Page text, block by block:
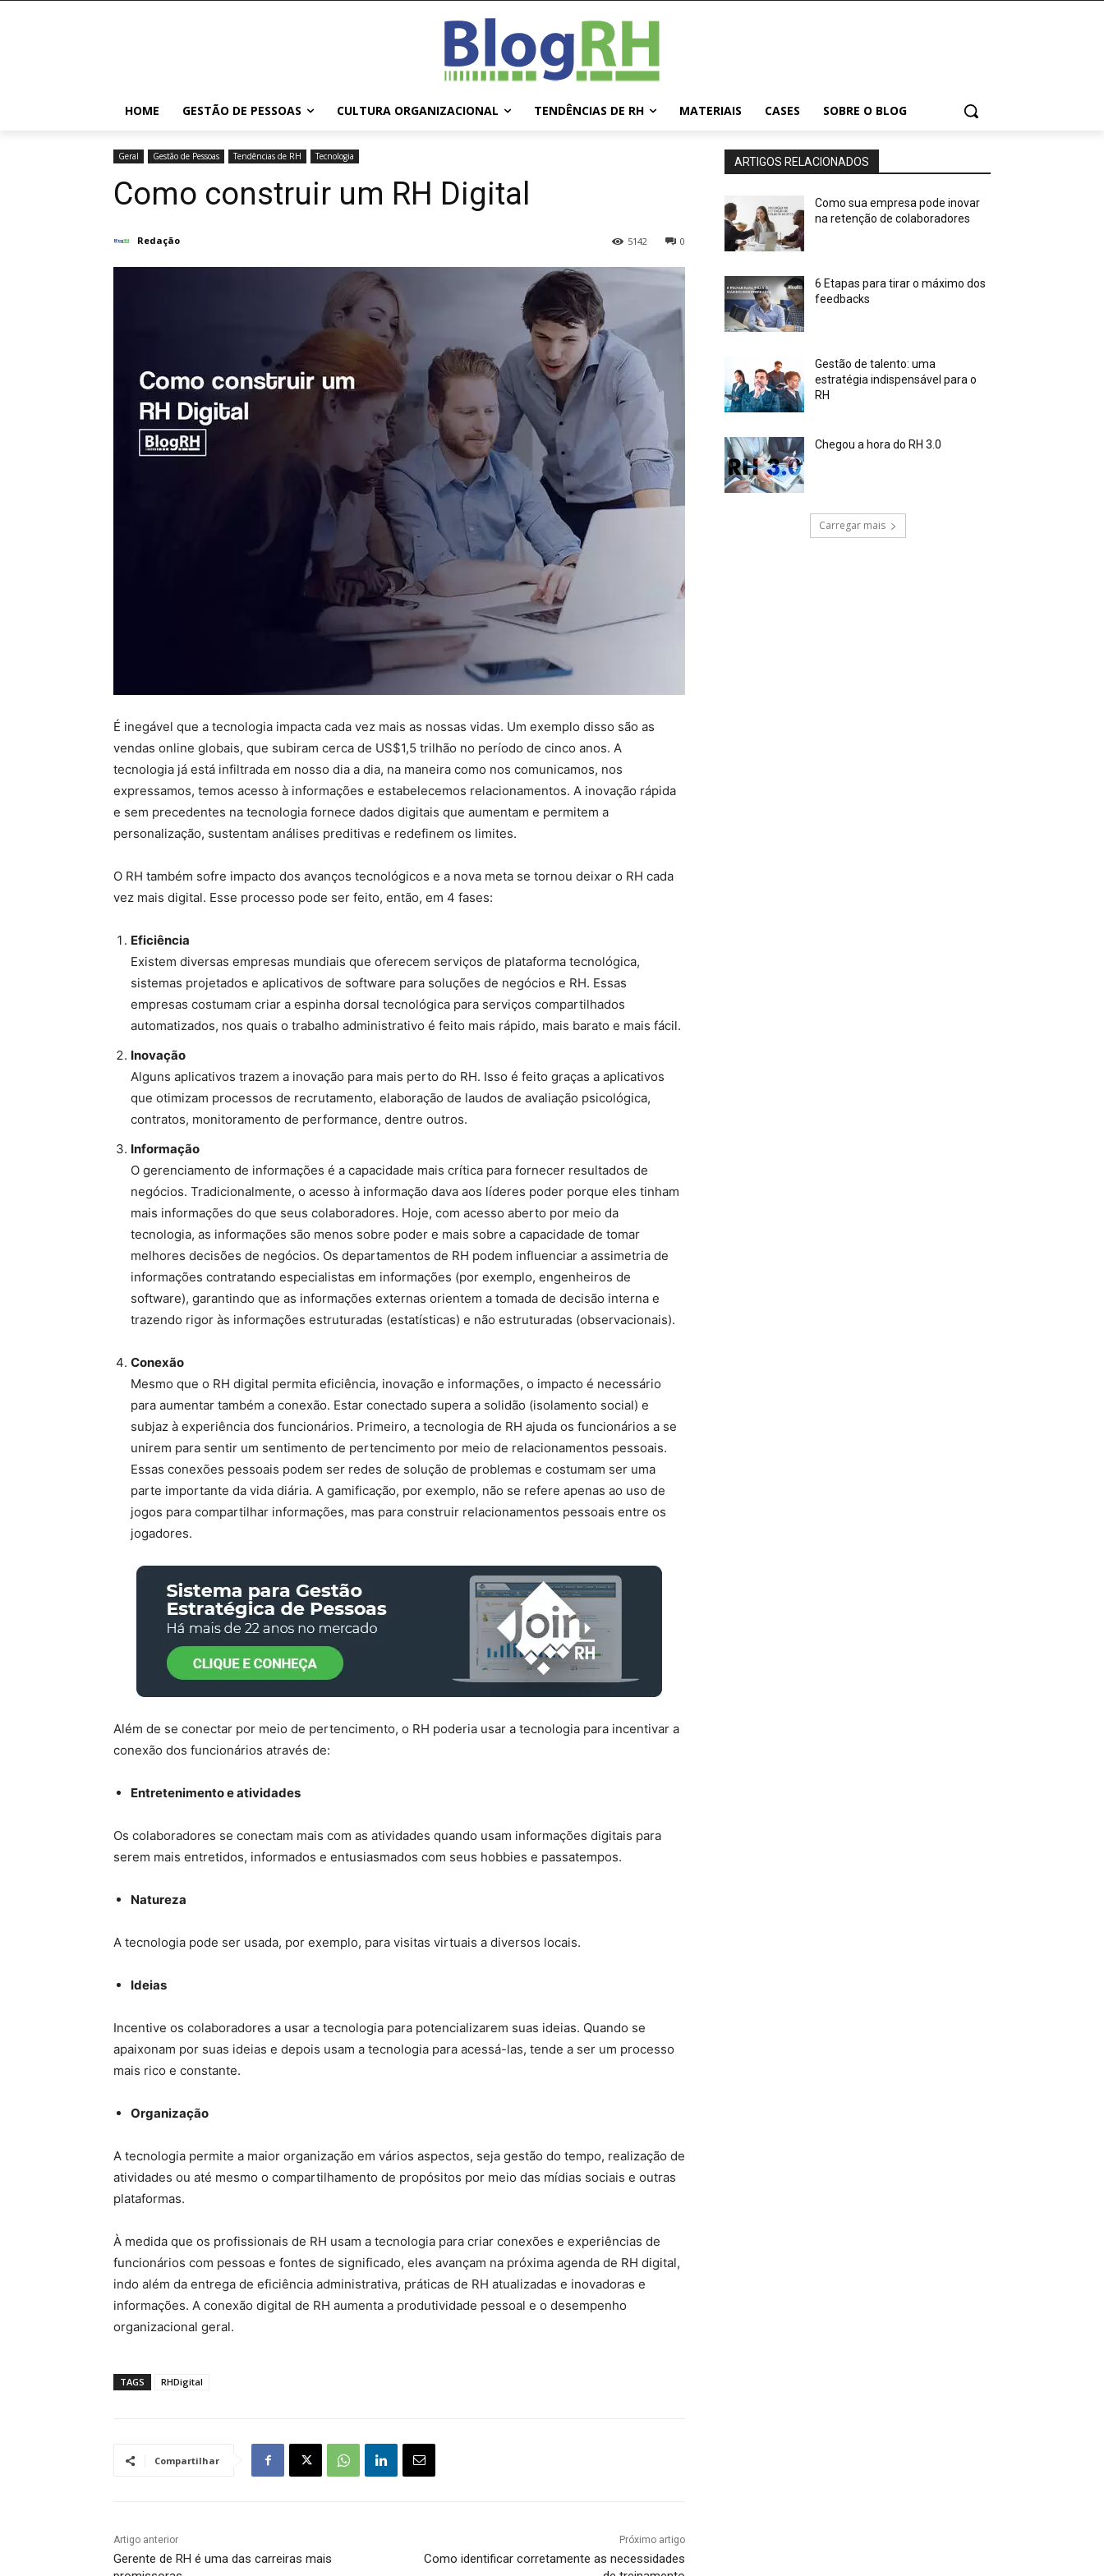
HOME GESTÃO DE PESSOAS CULTURA ORGANIZACIONAL TENDÊNCIAS DE RH MATERIAIS CASES SOBRE O BLOG
Geral Gestão de Pessoas Tendências de RH Tecnologia
Como construir um RH Digital
Redação 0
5142
É inegável que a tecnologia impacta cada vez mais as nossas vidas. Um exemplo disso são as
vendas online globais, que subiram cerca de US$1,5 trilhão no período de cinco anos. A
tecnologia já está infiltrada em nosso dia a dia, na maneira como nos comunicamos, nos
expressamos, temos acesso à informações e estabelecemos relacionamentos. A inovação rápida
e sem precedentes na tecnologia fornece dados digitais que aumentam e permitem a
personalização, sustentam análises preditivas e redefinem os limites.
O RH também sofre impacto dos avanços tecnológicos e a nova meta se tornou deixar o RH cada
vez mais digital. Esse processo pode ser feito, então, em 4 fases:
Eficiência
Existem diversas empresas mundiais que oferecem serviços de plataforma tecnológica,
sistemas projetados e aplicativos de software para soluções de negócios e RH. Essas
empresas costumam criar a espinha dorsal tecnológica para serviços compartilhados
automatizados, nos quais o trabalho administrativo é feito mais rápido, mais barato e mais fácil.
Inovação
Alguns aplicativos trazem a inovação para mais perto do RH. Isso é feito graças a aplicativos
que otimizam processos de recrutamento, elaboração de laudos de avaliação psicológica,
contratos, monitoramento de performance, dentre outros.
Informação
O gerenciamento de informações é a capacidade mais crítica para fornecer resultados de
negócios. Tradicionalmente, o acesso à informação dava aos líderes poder porque eles tinham
mais informações do que seus colaboradores. Hoje, com acesso aberto por meio da
tecnologia, as informações são menos sobre poder e mais sobre a capacidade de tomar
melhores decisões de negócios. Os departamentos de RH podem influenciar a assimetria de
informações contratando especialistas em informações (por exemplo, engenheiros de
software), garantindo que as informações externas orientem a tomada de decisão interna e
trazendo rigor às informações estruturadas (estatísticas) e não estruturadas (observacionais).
Conexão
Mesmo que o RH digital permita eficiência, inovação e informações, o impacto é necessário
para aumentar também a conexão. Estar conectado supera a solidão (isolamento social) e
subjaz à experiência dos funcionários. Primeiro, a tecnologia de RH ajuda os funcionários a se
unirem para sentir um sentimento de pertencimento por meio de relacionamentos pessoais.
Essas conexões pessoais podem ser redes de solução de problemas e costumam ser uma
parte importante da vida diária. A gamificação, por exemplo, não se refere apenas ao uso de
jogos para compartilhar informações, mas para construir relacionamentos pessoais entre os
jogadores.
Além de se conectar por meio de pertencimento, o RH poderia usar a tecnologia para incentivar a
conexão dos funcionários através de:
Entretenimento e atividades
Os colaboradores se conectam mais com as atividades quando usam informações digitais para
serem mais entretidos, informados e entusiasmados com seus hobbies e passatempos.
Natureza
A tecnologia pode ser usada, por exemplo, para visitas virtuais a diversos locais.
Ideias
Incentive os colaboradores a usar a tecnologia para potencializarem suas ideias. Quando se
apaixonam por suas ideias e depois usam a tecnologia para acessá-las, tende a ser um processo
mais rico e constante.
Organização
A tecnologia permite a maior organização em vários aspectos, seja gestão do tempo, realização de
atividades ou até mesmo o compartilhamento de propósitos por meio das mídias sociais e outras
plataformas.
À medida que os profissionais de RH usam a tecnologia para criar conexões e experiências de
funcionários com pessoas e fontes de significado, eles avançam na próxima agenda de RH digital,
indo além da entrega de eficiência administrativa, práticas de RH atualizadas e inovadoras e
informações. A conexão digital de RH aumenta a produtividade pessoal e o desempenho
organizacional geral.
TAGS RHDigital
Compartilhar
Artigo anterior
Gerente de RH é uma das carreiras mais
Próximo artigo
Como identificar corretamente as necessidades
ARTIGOS RELACIONADOS
Como sua empresa pode inovar
na retenção de colaboradores
6 Etapas para tirar o máximo dos
feedbacks
Gestão de talento: uma
estratégia indispensável para o
RH
Chegou a hora do RH 3.0
Carregar mais